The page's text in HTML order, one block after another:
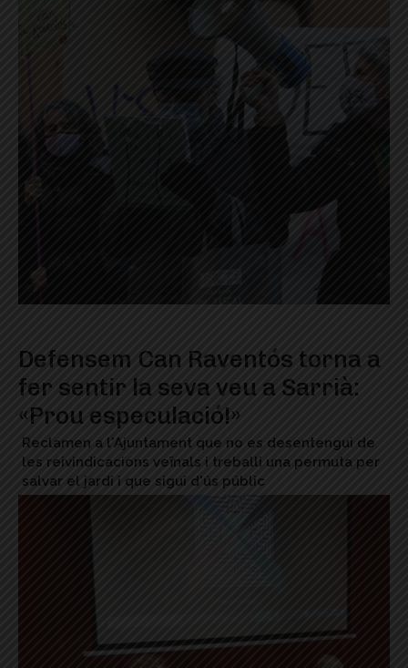
Defensem Can Raventós torna a
fer sentir la seva veu a Sarrià:
«Prou especulació!»
Reclamen a l'Ajuntament que no es desentengui de
les reivindicacions veïnals i treballi una permuta per
salvar el jardí i que sigui d'ús públic